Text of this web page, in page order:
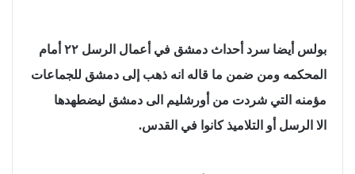
بولس أيضا سرد أحداث دمشق في أعمال الرسل ٢٢ أمام
المحكمه ومن ضمن ما قاله انه ذهب إلى دمشق للجماعات
مؤمنه التي شردت من أورشليم الى دمشق ليضطهدها
الا الرسل أو التلاميذ كانوا في القدس.